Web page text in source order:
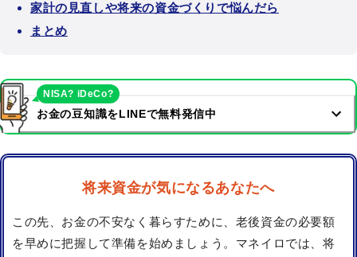
家計の見直しや将来の資金づくりで悩んだら
まとめ
お金の豆知識をLINEで無料発信中
NISA? iDeCo?
将来資金が気になるあなたへ
この先、お金の不安なく暮らすために、老後資金の必要額
を早めに把握して準備を始めましょう。マネイロでは、将